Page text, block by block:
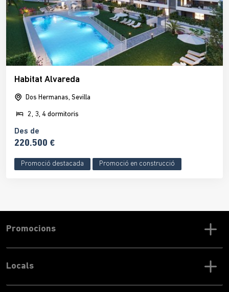
Habitat Alvareda
Dos Hermanas, Sevilla
2, 3, 4 dormitoris
Des de
220.500 €
Promoció destacada Promoció en construcció
Promocions
Locals